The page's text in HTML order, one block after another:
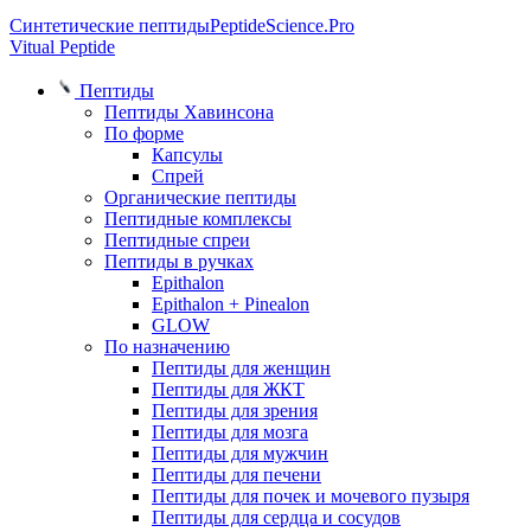
Синтетические пептидыPeptideScience.Pro
Vitual Peptide
Пептиды
Пептиды Хавинсона
По форме
Капсулы
Спрей
Органические пептиды
Пептидные комплексы
Пептидные спреи
Пептиды в ручках
Epithalon
Epithalon + Pinealon
GLOW
По назначению
Пептиды для женщин
Пептиды для ЖКТ
Пептиды для зрения
Пептиды для мозга
Пептиды для мужчин
Пептиды для печени
Пептиды для почек и мочевого пузыря
Пептиды для сердца и сосудов